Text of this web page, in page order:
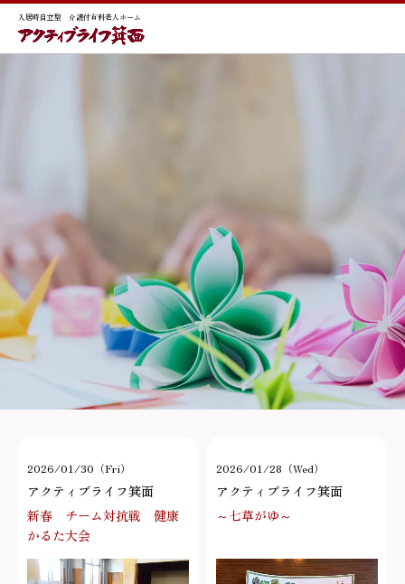
入居時自立型 介護付有料老人ホーム
2026/01/30（Fri）
アクティブライフ箕面
新春 チーム対抗戦 健康
かるた大会
2026/01/28（Wed）
アクティブライフ箕面
～七草がゆ～